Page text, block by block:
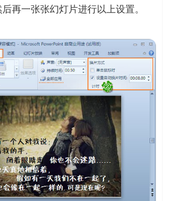
再一张张幻灯片进行以上设置。